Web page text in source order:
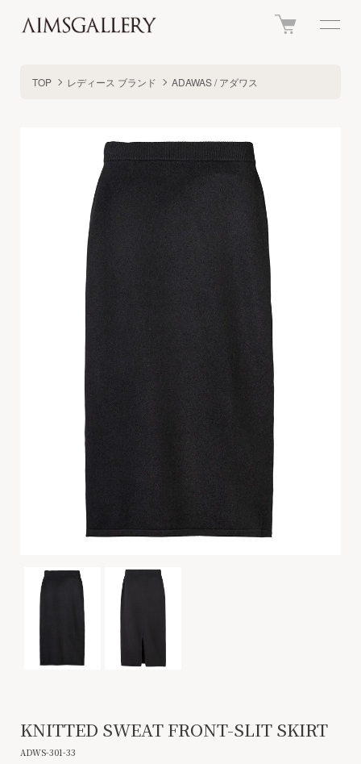
TOP レディース ブランド ADAWAS / アダワス
KNITTED SWEAT FRONT-SLIT SKIRT
ADWS-301-33